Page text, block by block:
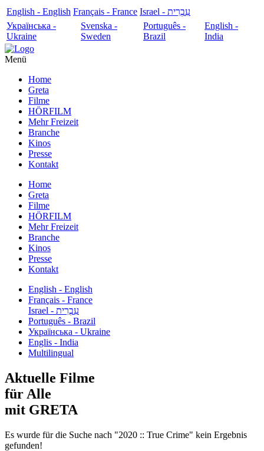
English - English Français - France
עִבְרִית - Israel
Українська -
Ukraine
Svenska -
Sweden
Português -
Brazil
English -
India
Menü
Home
Greta
Filme
HÖRFILM
Mehr Freizeit
Branche
Kinos
Presse
Kontakt
Home
Greta
Filme
HÖRFILM
Mehr Freizeit
Branche
Kinos
Presse
Kontakt
English - English
Français - France
עִבְרִית - Israel
Português - Brazil
Українська - Ukraine
Englis - India
Multilingual
Aktuelle Filme
für Alle
mit GRETA
Es wurde für die Suche nach "2020 :: True Crime" kein Ergebnis
gefunden!